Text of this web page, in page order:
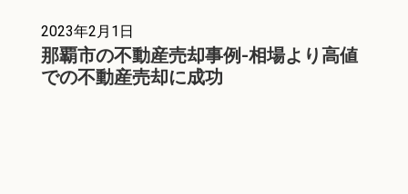
2023年2月1日
那覇市の不動産売却事例-相場より高値
での不動産売却に成功